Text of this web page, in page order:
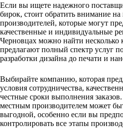
Если вы ищете надежного
бирок, стоит обратить внимание
производителей, которые могут
качественные и индивидуальные
Черновцах можно найти несколько
предлагают полный спектр услуг
разработки дизайна до печати и
Выбирайте компанию, которая
условия сотрудничества,
честные сроки выполнения
местным производителем может
выгодной, особенно если вы
контролировать все этапы